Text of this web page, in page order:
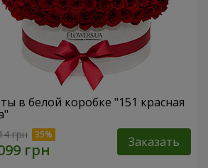
в белой коробке "151 красная
грн Заказать